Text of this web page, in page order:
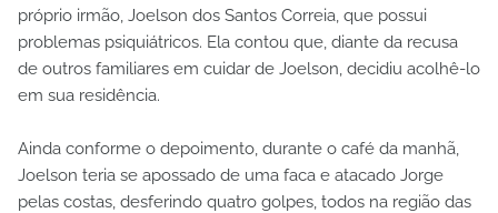
próprio irmão, Joelson dos Santos Correia, que possui
problemas psiquiátricos. Ela contou que, diante da recusa
de outros familiares em cuidar de Joelson, decidiu acolhê-lo
em sua residência.
Ainda conforme o depoimento, durante o café da manhã,
Joelson teria se apossado de uma faca e atacado Jorge
pelas costas, desferindo quatro golpes, todos na região das